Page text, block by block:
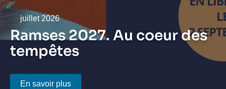
Nous soutenir
Date
juillet 2026
Ramses 2027. Au coeur des
tempêtes
Bouton CTA
En savoir plus